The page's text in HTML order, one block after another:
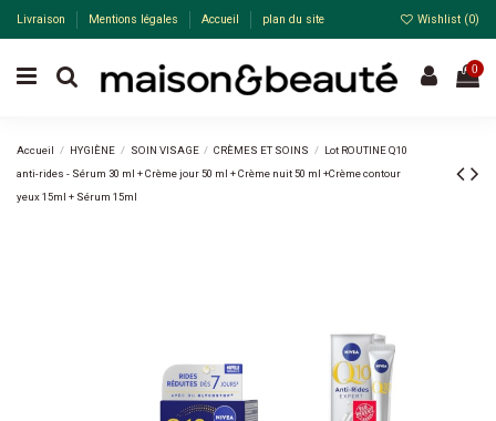
Livraison Mentions légales Accueil plan du site Wishlist (0)
0
Accueil HYGIÈNE SOIN VISAGE CRÈMES ET SOINS
Lot ROUTINE Q10
anti-rides - Sérum 30 ml + Crème jour 50 ml + Crème nuit 50 ml +Crème contour
yeux 15ml + Sérum 15ml